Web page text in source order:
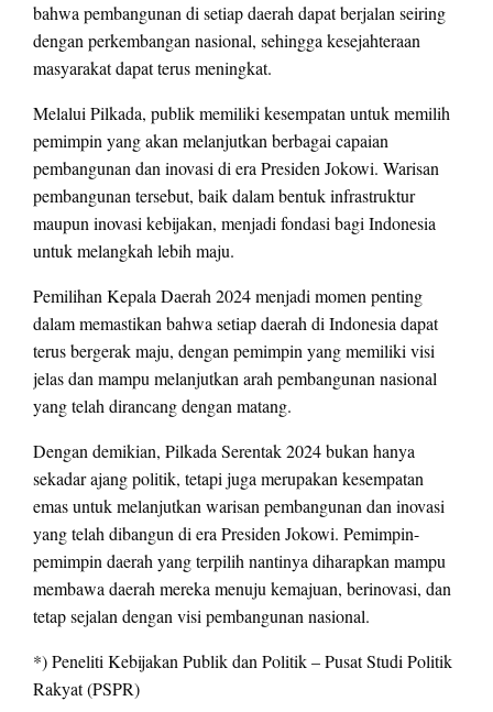
bahwa pembangunan di setiap daerah dapat berjalan seiring
dengan perkembangan nasional, sehingga kesejahteraan
masyarakat dapat terus meningkat.
Melalui Pilkada, publik memiliki kesempatan untuk memilih
pemimpin yang akan melanjutkan berbagai capaian
pembangunan dan inovasi di era Presiden Jokowi. Warisan
pembangunan tersebut, baik dalam bentuk infrastruktur
maupun inovasi kebijakan, menjadi fondasi bagi Indonesia
untuk melangkah lebih maju.
Pemilihan Kepala Daerah 2024 menjadi momen penting
dalam memastikan bahwa setiap daerah di Indonesia dapat
terus bergerak maju, dengan pemimpin yang memiliki visi
jelas dan mampu melanjutkan arah pembangunan nasional
yang telah dirancang dengan matang.
Dengan demikian, Pilkada Serentak 2024 bukan hanya
sekadar ajang politik, tetapi juga merupakan kesempatan
emas untuk melanjutkan warisan pembangunan dan inovasi
yang telah dibangun di era Presiden Jokowi. Pemimpin-
pemimpin daerah yang terpilih nantinya diharapkan mampu
membawa daerah mereka menuju kemajuan, berinovasi, dan
tetap sejalan dengan visi pembangunan nasional.
*) Peneliti Kebijakan Publik dan Politik – Pusat Studi Politik
Rakyat (PSPR)